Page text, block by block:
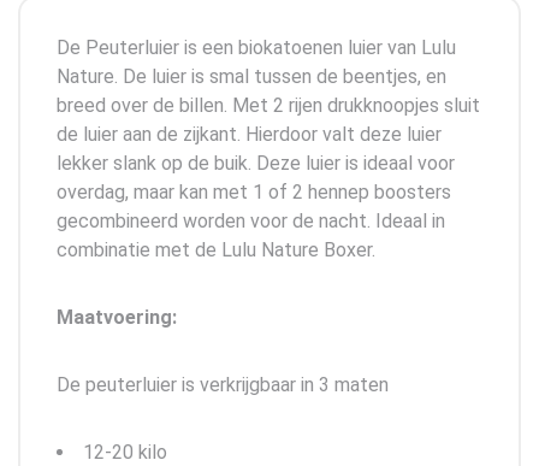
De Peuterluier is een biokatoenen luier van Lulu
Nature. De luier is smal tussen de beentjes, en
breed over de billen. Met 2 rijen drukknoopjes sluit
de luier aan de zijkant. Hierdoor valt deze luier
lekker slank op de buik. Deze luier is ideaal voor
overdag, maar kan met 1 of 2 hennep boosters
gecombineerd worden voor de nacht. Ideaal in
combinatie met de Lulu Nature Boxer.
Maatvoering:
De peuterluier is verkrijgbaar in 3 maten
12-20 kilo